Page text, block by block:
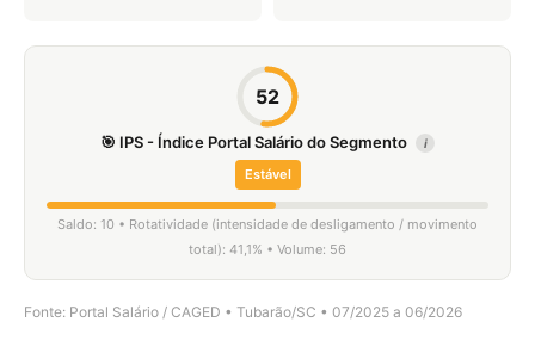
52
🎯 IPS - Índice Portal Salário do Segmento i
Estável
Saldo: 10 • Rotatividade (intensidade de desligamento / movimento
total): 41,1% • Volume: 56
Fonte: Portal Salário / CAGED • Tubarão/SC • 07/2025 a 06/2026